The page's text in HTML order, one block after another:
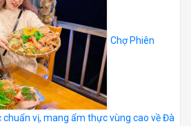
Chợ Phiên
chuẩn vị, mang ẩm thực vùng cao về Đà